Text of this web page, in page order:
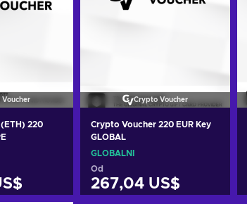
220
Crypto Voucher
Crypto Voucher 220 EUR Key
GLOBAL
GLOBÁLNÍ
Od
267,04 US$